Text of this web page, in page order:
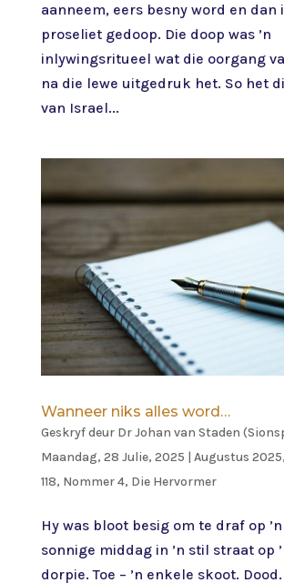
aanneem, eers besny word en dan
proseliet gedoop. Die doop was ’n
inlywingsritueel wat die oorgang
na die lewe uitgedruk het. So het
van Israel...
Wanneer niks alles word…
Geskryf deur Dr Johan van Staden
Maandag, 28 Julie, 2025 | Augustus
118, Nommer 4, Die Hervormer
Hy was bloot besig om te draf op
sonnige middag in ’n stil straat op
dorpie. Toe – ’n enkele skoot.